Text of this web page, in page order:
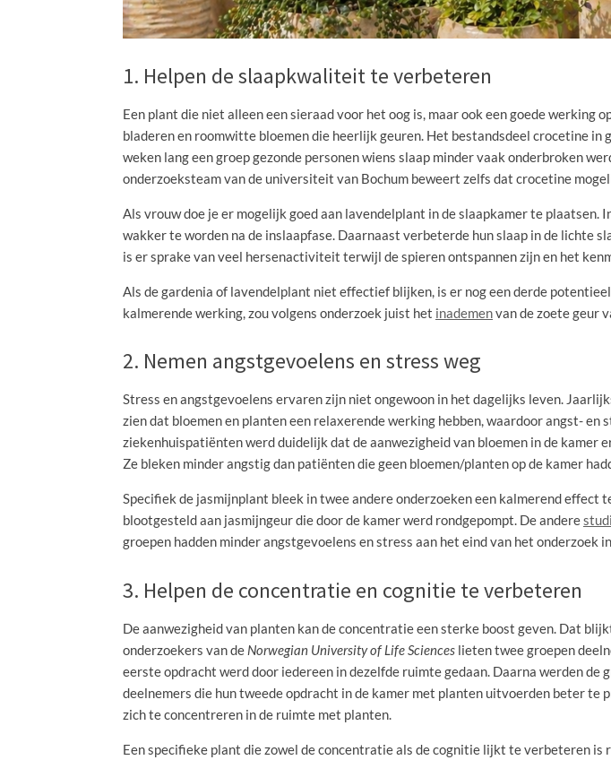
1. Helpen de slaapkwaliteit te verbeteren
Een plant die niet alleen een sieraad voor het oog is, maar ook een goede werking
bladeren en roomwitte bloemen die heerlijk geuren. Het bestandsdeel crocetine in
weken lang een groep gezonde personen wiens slaap minder vaak onderbroken
onderzoeksteam van de universiteit van Bochum beweert zelfs dat crocetine
Als vrouw doe je er mogelijk goed aan lavendelplant in de slaapkamer te plaatsen.
wakker te worden na de inslaapfase. Daarnaast verbeterde hun slaap in de lichte
is er sprake van veel hersenactiviteit terwijl de spieren ontspannen zijn en het
Als de gardenia of lavendelplant niet effectief blijken, is er nog een derde
kalmerende werking, zou volgens onderzoek juist het inademenvan de zoete geur
2. Nemen angstgevoelens en stress weg
Stress en angstgevoelens ervaren zijn niet ongewoon in het dagelijks leven.
zien dat bloemen en planten een relaxerende werking hebben, waardoor angst-
ziekenhuispatiënten werd duidelijk dat de aanwezigheid van bloemen in de
Ze bleken minder angstig dan patiënten die geen bloemen/planten op de kamer
Specifiek de jasmijnplant bleek in twee andere onderzoeken een kalmerend effect
blootgesteld aan jasmijngeur die door de kamer werd rondgepompt. De andere
groepen hadden minder angstgevoelens en stress aan het eind van het onderzoek
3. Helpen de concentratie en cognitie te verbeteren
De aanwezigheid van planten kan de concentratie een sterke boost geven. Dat
onderzoekers van de Norwegian University of Life Sciences lieten twee groepen
eerste opdracht werd door iedereen in dezelfde ruimte gedaan. Daarna werden
deelnemers die hun tweede opdracht in de kamer met planten uitvoerden beter
zich te concentreren in de ruimte met planten.
Een specifieke plant die zowel de concentratie als de cognitie lijkt te verbeteren is